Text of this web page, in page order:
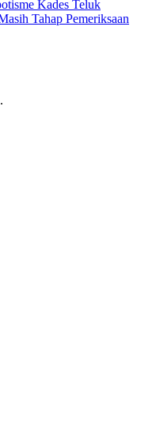
Kades Teluk
Tahap Pemeriksaan